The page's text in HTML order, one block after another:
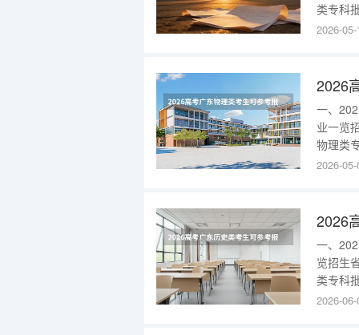
类专科
电一体
2026-
一、
业一览
物理类
电一体
2026-
一、
览招生
类专科
科批电
2026-